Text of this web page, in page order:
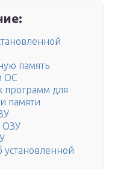
память
ОС
программ для
памяти
ОЗУ